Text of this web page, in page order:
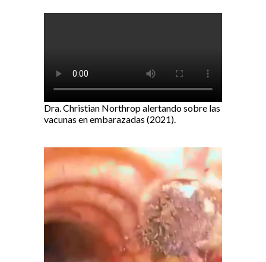
Dra. Christian Northrop alertando sobre las
vacunas en embarazadas (2021).